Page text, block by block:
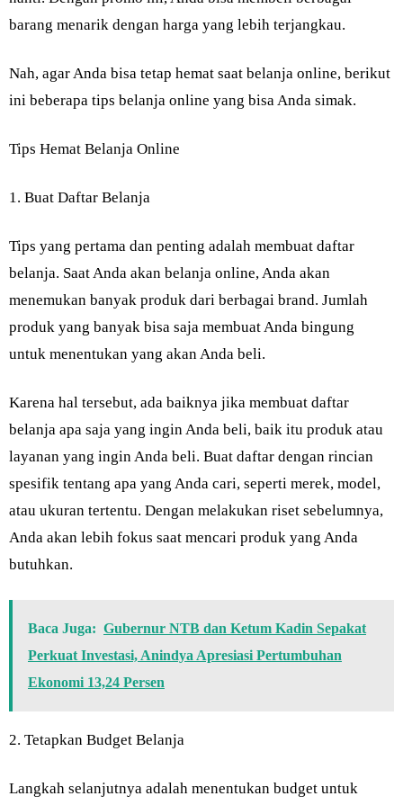
barang menarik dengan harga yang lebih terjangkau.
Nah, agar Anda bisa tetap hemat saat belanja online, berikut
ini beberapa tips belanja online yang bisa Anda simak.
Tips Hemat Belanja Online
1. Buat Daftar Belanja
Tips yang pertama dan penting adalah membuat daftar
belanja. Saat Anda akan belanja online, Anda akan
menemukan banyak produk dari berbagai brand. Jumlah
produk yang banyak bisa saja membuat Anda bingung
untuk menentukan yang akan Anda beli.
Karena hal tersebut, ada baiknya jika membuat daftar
belanja apa saja yang ingin Anda beli, baik itu produk atau
layanan yang ingin Anda beli. Buat daftar dengan rincian
spesifik tentang apa yang Anda cari, seperti merek, model,
atau ukuran tertentu. Dengan melakukan riset sebelumnya,
Anda akan lebih fokus saat mencari produk yang Anda
butuhkan.
Baca Juga: Gubernur NTB dan Ketum Kadin Sepakat
Perkuat Investasi, Anindya Apresiasi Pertumbuhan
Ekonomi 13,24 Persen
2. Tetapkan Budget Belanja
Langkah selanjutnya adalah menentukan budget untuk